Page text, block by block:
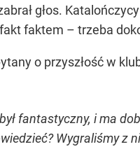
głos.
faktem – trzeba
o przyszłość w
fantastyczny, i ma
Wygraliśmy z